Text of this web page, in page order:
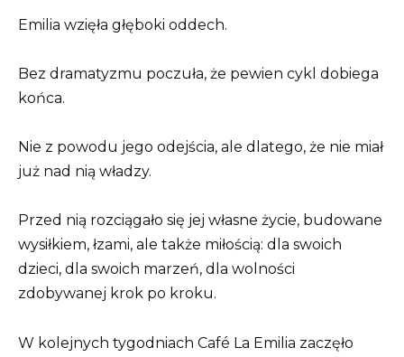
Emilia wzięła głęboki oddech.
Bez dramatyzmu poczuła, że ​​pewien cykl dobiega
końca.
Nie z powodu jego odejścia, ale dlatego, że nie miał
już nad nią władzy.
Przed nią rozciągało się jej własne życie, budowane
wysiłkiem, łzami, ale także miłością: dla swoich
dzieci, dla swoich marzeń, dla wolności
zdobywanej krok po kroku.
W kolejnych tygodniach Café La Emilia zaczęło